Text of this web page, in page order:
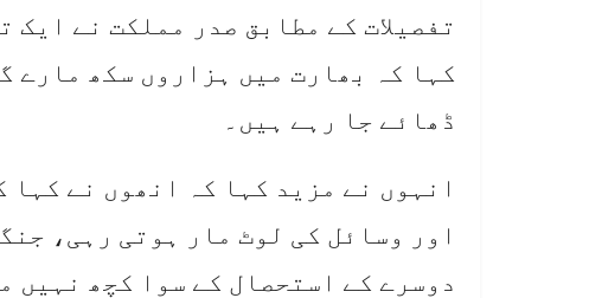
تفصیلات کے مطابق صدر مملکت نے ایک
کہا کہ بھارت میں ہزاروں سکھ مارے
ڈھائے جا رہے ہیں۔
انہوں نے مزید کہا کہ انھوں نے
اور وسائل کی لوٹ مار ہوتی رہی،
دوسرے کے استحصال کے سوا کچھ نہیں